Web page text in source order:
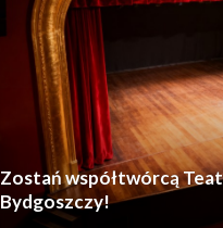
Zostań współtwórcą
Bydgoszczy!